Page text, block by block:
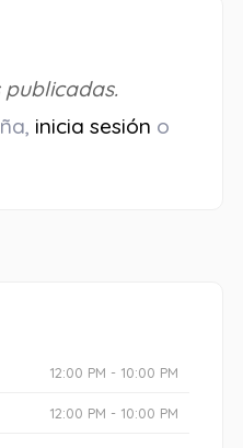
publicadas.
inicia sesión o
12:00 PM - 10:00 PM
12:00 PM - 10:00 PM